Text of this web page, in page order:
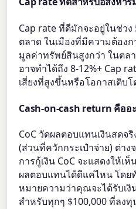
Cap rate ที่ดีมักจะอยู่ในช่ว
ตลาด ในเมืองที่มีความต้องก
มูลค่าทรัพย์สินสูงกว่า ในต
อาจทำได้ถึง 8-12%+ Cap
เสี่ยงที่สูงขึ้นหรือโอกาสเติบ
Cash-on-cash return คืออ
CoC วัดผลตอบแทนเงินสดจ
(ส่วนที่ควักกระเป๋าจ่าย) ต่าง
การกู้เงิน CoC จะแสดงให้เ
ผลตอบแทนได้ดีแค่ไหน โดย
หมายความว่าคุณจะได้รับเงิ
สำหรับทุกๆ $100,000 ที่ลงทุ